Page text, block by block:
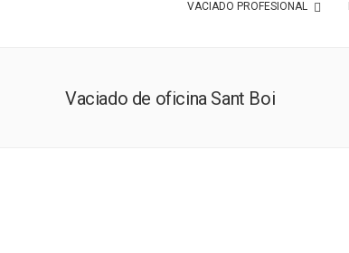
VACIADO PROFESIONAL
Vaciado de oficina Sant Boi